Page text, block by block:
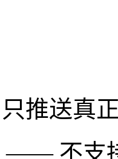
只推送真
—— 不支